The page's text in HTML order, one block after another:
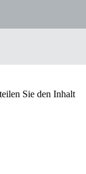
Sie den Inhalt